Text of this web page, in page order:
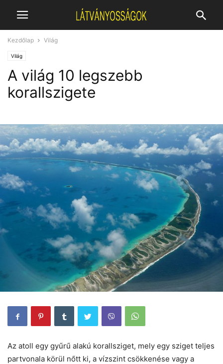
Kezdőlap Világ
Világ
A világ 10 legszebb
korallszigete
Az atoll egy gyűrű alakú korallsziget, mely egy sziget teljes
partvonala körül nőtt ki, a vízszint csökkenése vagy a